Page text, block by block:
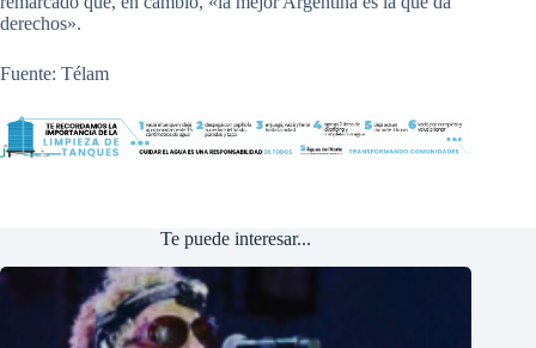
derechos».
Fuente: Télam
Te puede interesar...